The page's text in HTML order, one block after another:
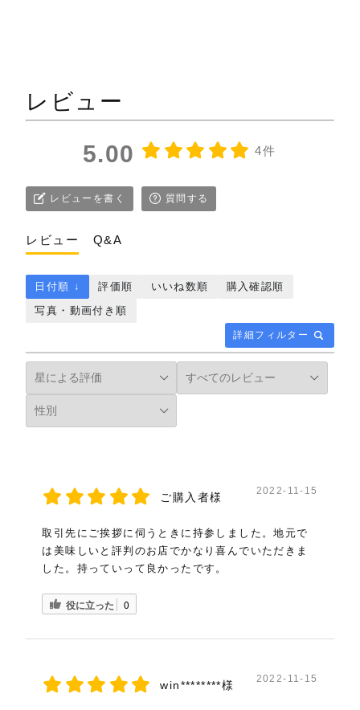
レビュー
5.00 4件
レビューを書く 質問する
レビュー Q&A
詳細フィルター
日付順 ↓ 評価順 いいね数順
購入確認順
写真・動画付き順
ご購入者様 2022-11-15
取引先にご挨拶に伺うときに持参しました。地元で
は美味しいと評判のお店でかなり喜んでいただきま
した。持っていって良かったです。
役に立った 0
win********様 2022-11-15